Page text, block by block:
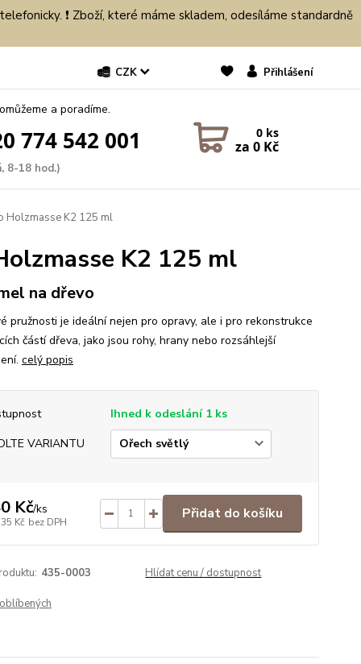
❗ Zboží, které máme skladem, odesíláme standardně
CZK Přihlášení
a poradíme.
774 542 001
8-18 hod.)
0 ks
za 0 Kč
Holzmasse K2 125 ml
K2 125 ml
na dřevo
pružnosti je ideální nejen pro opravy, ale i pro rekonstrukce
částí dřeva, jako jsou rohy, hrany nebo rozsáhlejší
celý popis
Ihned k odeslání 1 ks
VARIANTU
Kč/ks
Kč bez DPH
Přidat do košíku
435-0003 Hlídat cenu / dostupnost